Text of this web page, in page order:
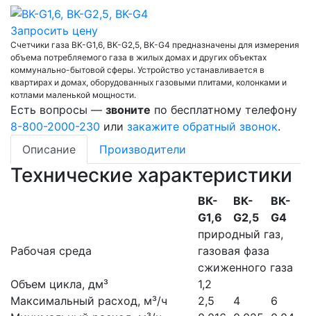
Запросить цену
Счетчики газа BK-G1,6, BK-G2,5, BK-G4 предназначены для измерения
объема потребляемого газа в жилых домах и других объектах
коммунально-бытовой сферы. Устройство устанавливается в
квартирах и домах, оборудованных газовыми плитами, колонками и
котлами маленькой мощности.
Есть вопросы — звоните по бесплатному телефону
8-800-2000-230 или закажите обратный звонок.
Описание
Производители
Технические характеристики
ВК-
G1,6
ВК-
G2,5
ВК-
G4
Рабочая среда
природный газ,
газовая фаза
сжиженного газа
Объем цикла, дм³
1,2
Максимальный расход, м³/ч
2,5 4
6